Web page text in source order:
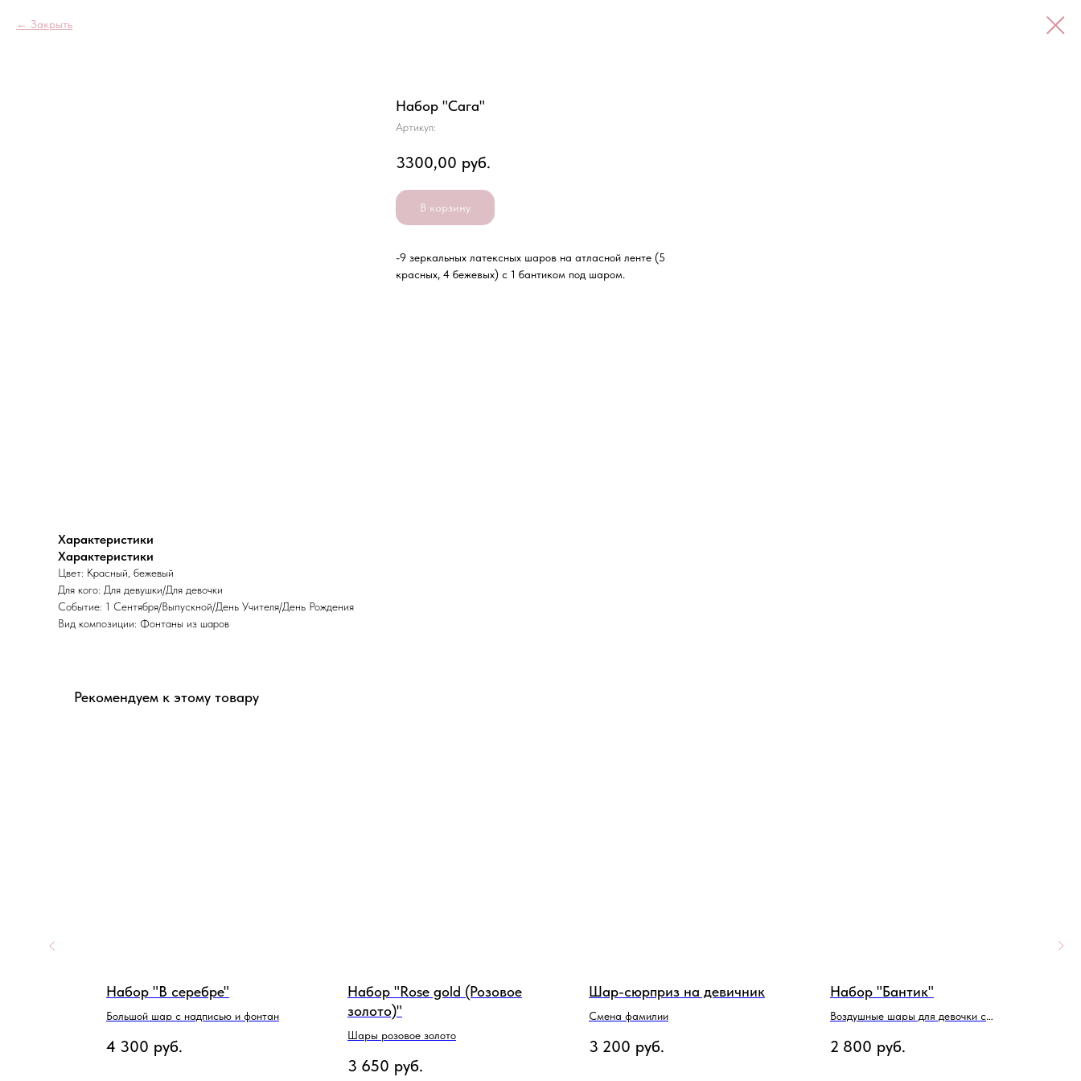
Закрыть
Набор "Сага"
Артикул:
3300,00 руб.
В корзину
-9 зеркальных латексных шаров на атласной ленте (5
красных, 4 бежевых) с 1 бантиком под шаром.
Характеристики
Характеристики
Цвет: Красный, бежевый
Для кого: Для девушки/Для девочки
Событие: 1 Сентября/Выпускной/День Учителя/День Рождения
Вид композиции: Фонтаны из шаров
Рекомендуем к этому товару
Набор "В серебре"
Большой шар с надписью и фонтан
4 300 руб.
Набор "Rose gold (Розовое
золото)"
Шары розовое золото
3 650 руб.
Шар-сюрприз на девичник
Смена фамилии
3 200 руб.
Набор "Бантик"
Воздушные шары для девочки с
2 800 руб.